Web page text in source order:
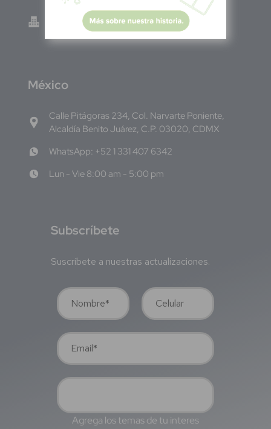
Green Know S.A de C.V - El Salvador 0614-
220118-102-0
México
Calle Pitágoras 234, Col. Narvarte Poniente,
Alcaldía Benito Juárez, C.P. 03020, CDMX
WhatsApp: +52 1 331 407 6342
Lun - Vie 8:00 am - 5:00 pm
Subscríbete
Suscríbete a nuestras actualizaciones.
Agrega los temas de tu interes